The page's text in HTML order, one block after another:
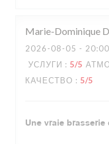
Marie-Dominique D
2026-08-05 -
УСЛУГИ : 5/5
КАЧЕСТВО : 5/5
Une vraie